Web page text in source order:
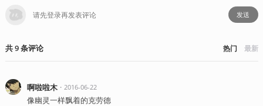
发送
共9条评论 热门 最新
啊啦啦木・ 2016-06-22
像幽灵一样飘着的克劳德